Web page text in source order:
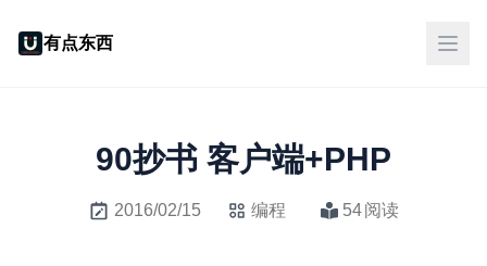
有点东西
90抄书 客户端+PHP
2016/02/15 编程 54阅读